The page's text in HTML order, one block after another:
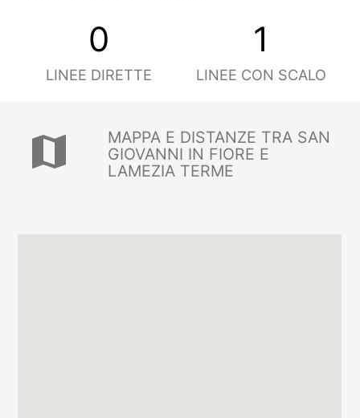
0
LINEE DIRETTE
1
LINEE CON SCALO
map
MAPPA E DISTANZE TRA SAN
GIOVANNI IN FIORE E
LAMEZIA TERME